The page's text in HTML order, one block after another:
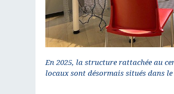
En 2025, la structure rattachée au
locaux sont désormais situés dans